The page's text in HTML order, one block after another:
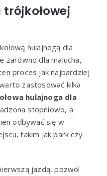
trójkołowej
hulajnogą dla
zarówno dla malucha,
proces jak najbardziej
zastosować kilka
hulajnoga dla
stopniowo, a
odbywać się w
takim jak park czy
jazdą, pozwól